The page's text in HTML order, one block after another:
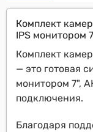
Комплект
IPS монитором
Комплект
— это готовая
монитором 7",
подключения.
Благодаря